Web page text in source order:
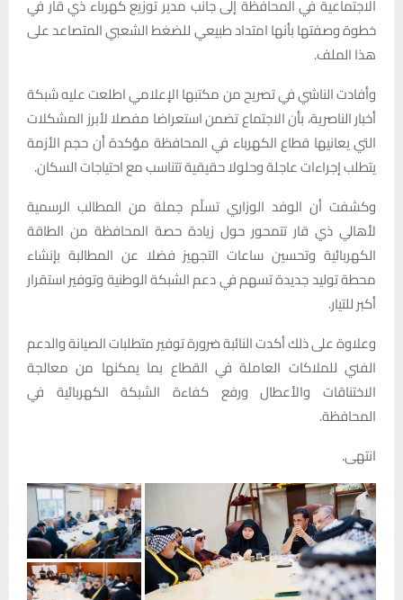
الاجتماعية في المحافظة إلى جانب مدير توزيع كهرباء ذي قار في
خطوة وصفتها بأنها امتداد طبيعي للضغط الشعبي المتصاعد على
هذا الملف.
وأفادت الناشي في تصريح من مكتبها الإعلامي اطلعت عليه شبكة
أخبار الناصرية، بأن الاجتماع تضمن استعراضا مفصلا لأبرز المشكلات
التي يعانيها قطاع الكهرباء في المحافظة مؤكدة أن حجم الأزمة
يتطلب إجراءات عاجلة وحلولا حقيقية تتناسب مع احتياجات السكان.
وكشفت أن الوفد الوزاري تسلّم جملة من المطالب الرسمية
لأهالي ذي قار تتمحور حول زيادة حصة المحافظة من الطاقة
الكهربائية وتحسين ساعات التجهيز فضلا عن المطالبة بإنشاء
محطة توليد جديدة تسهم في دعم الشبكة الوطنية وتوفير استقرار
أكبر للتيار.
وعلاوة على ذلك أكدت النائبة ضرورة توفير متطلبات الصيانة والدعم
الفني للملاكات العاملة في القطاع بما يمكنها من معالجة
الاختناقات والأعطال ورفع كفاءة الشبكة الكهربائية في
المحافظة.
انتهى.